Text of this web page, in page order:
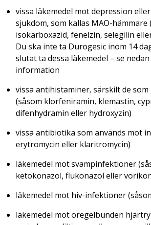
vissa läkemedel mot depression
sjukdom, som kallas MAO-hämmare
isokarboxazid, fenelzin, selegilin
Du ska inte ta Durogesic inom 14
slutat ta dessa läkemedel – se
information
vissa antihistaminer, särskilt de
(såsom klorfeniramin, klemastin,
difenhydramin eller hydroxyzin)
vissa antibiotika som används mot
erytromycin eller klaritromycin)
läkemedel mot svampinfektioner
ketokonazol, flukonazol eller
läkemedel mot hiv-infektioner
läkemedel mot oregelbunden